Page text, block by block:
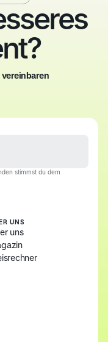
vereinbaren
stimmst du dem
UNS
uns